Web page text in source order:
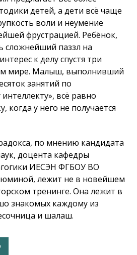
детей, а дети всё чаще
воли и неумение
фрустрацией. Ребёнок,
сложнейший паззл на
к делу спустя три
мире. Малыш, выполнивший
занятий по
всё равно
когда у него не получается
по мнению кандидата
доцента кафедры
ИЕСЭН ФГБОУ ВО
лежит не в новейшем
тренинге. Она лежит в
знакомых каждому из
и шалаш.